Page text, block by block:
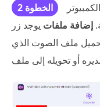
الخطوة 2
إضافة ملفات يوجد زر
ملف الصوت الذي